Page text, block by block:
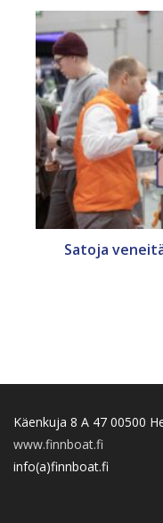
Satoja
Käenkuja 8 A 47 00500
www.finnboat.fi
info(a)finnboat.fi